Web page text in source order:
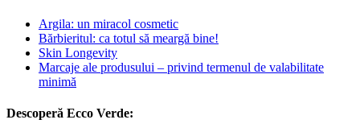
Argila: un miracol cosmetic
Bărbieritul: ca totul să meargă bine!
Skin Longevity
Marcaje ale produsului – privind termenul de valabilitate
minimă
Descoperă Ecco Verde: